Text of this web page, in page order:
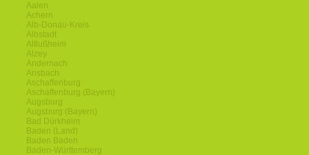
Aalen
Achern
Alb-Donau-Kreis
Albstadt
Altlußheim
Alzey
Andernach
Ansbach
Aschaffenburg
Aschaffenburg (Bayern)
Augsburg
Augsburg (Bayern)
Bad Dürkheim
Baden (Land)
Baden Baden
Baden-Württemberg